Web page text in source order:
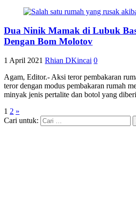
Dua Ninik Mamak di Lubuk
Dengan Bom Molotov
1 April 2021 Rhian DKincai 0
Agam, Editor.- Aksi teror pembakaran
teror dengan modus pembakaran rumah
minyak jenis pertalite dan botol yang diberi
1 2 »
Cari untuk: